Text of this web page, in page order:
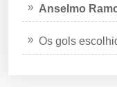
Anselmo
Os gols